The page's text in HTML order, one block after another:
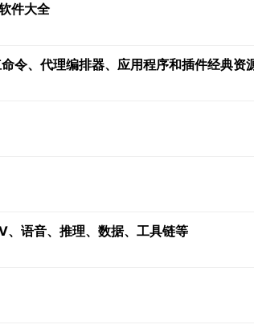
件大全
令、代理编排器、应用程序和插件经典资
语音、推理、数据、工具链等